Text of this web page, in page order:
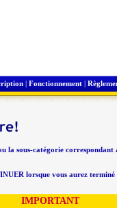
| Fonctionnement |
la sous-catégorie correspondant
lorsque vous aurez terminé
IMPORTANT